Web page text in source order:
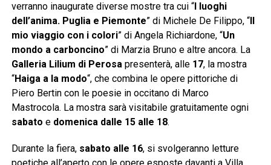
verranno inaugurate diverse mostre tra cui “I luoghi
dell’anima. Puglia e Piemonte” di Michele De Filippo, “Il
mio viaggio con i colori” di Angela Richiardone, “Un
mondo a carboncino” di Marzia Bruno e altre ancora. La
Galleria Lilium di Perosapresenterà, alle17, la mostra
“Haiga a la modo“, che combina le opere pittoriche di
Piero Bertin con le poesie in occitano di Marco
Mastrocola. La mostra sarà visitabile gratuitamente ogni
sabato e domenica dalle 15 alle 18.
Durante la fiera, sabato alle 16, si svolgeranno letture